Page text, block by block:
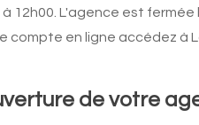
à 12h00. L'agence est fermée
compte en ligne accédez à
de votre